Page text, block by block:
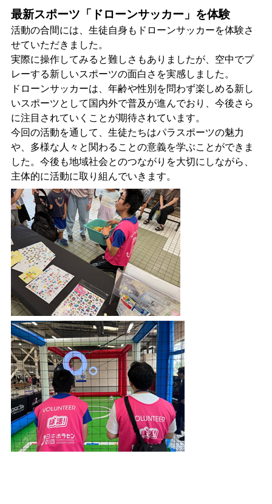
最新スポーツ「ドローンサッカー」を体験
活動の合間には、生徒自身もドローンサッカーを体験さ
せていただきました。
実際に操作してみると難しさもありましたが、空中でプ
レーする新しいスポーツの面白さを実感しました。
ドローンサッカーは、年齢や性別を問わず楽しめる新し
いスポーツとして国内外で普及が進んでおり、今後さら
に注目されていくことが期待されています。
今回の活動を通して、生徒たちはパラスポーツの魅力
や、多様な人々と関わることの意義を学ぶことができま
した。今後も地域社会とのつながりを大切にしながら、
主体的に活動に取り組んでいきます。